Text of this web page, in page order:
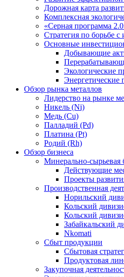
Дорожная карта
Комплексная
«Серная программа
Стратегия по борьбе
Основные
Добывающие
Экологические
Энергетические
Обзор рынка металлов
Лидерство на рынке
Никель (Ni)
Медь (Cu)
Палладий (Pd)
Платина (Pt)
Родий (Rh)
Обзор бизнеса
Минерально-сырьевая
Действующие
Проекты
Производственная
Норильский
Кольский
Кольский
Забайкальский
Nkomati
Сбыт продукции
Сбытовая
Продуктовая
Закупочная